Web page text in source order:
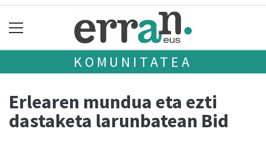
KOMUNITATEA
Erlearen mundua eta ezti
dastaketa larunbatean Bid